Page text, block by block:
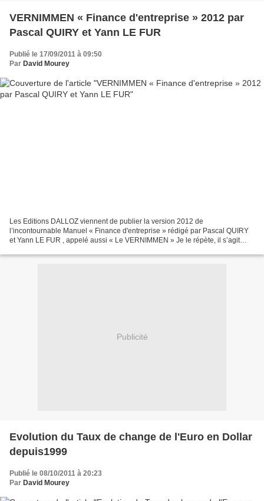
VERNIMMEN « Finance d'entreprise » 2012 par
Pascal QUIRY et Yann LE FUR
Publié le 17/09/2011 à 09:50
Par David Mourey
Les Editions DALLOZ viennent de publier la version 2012 de
l’incontournable Manuel « Finance d'entreprise » rédigé par Pascal QUIRY
et Yann LE FUR , appelé aussi « Le VERNIMMEN » Je le répète, il s’agit
Publicité
Evolution du Taux de change de l'Euro en Dollar
depuis1999
Publié le 08/10/2011 à 20:23
Par David Mourey